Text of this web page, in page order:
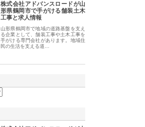
株式会社アドバンスロードが山
形県鶴岡市で手がける舗装土木
工事と求人情報
山形県鶴岡市で地域の道路基盤を支え
る企業として、舗装工事や土木工事を
手がける専門会社があります。地域住
民の生活を支える道…